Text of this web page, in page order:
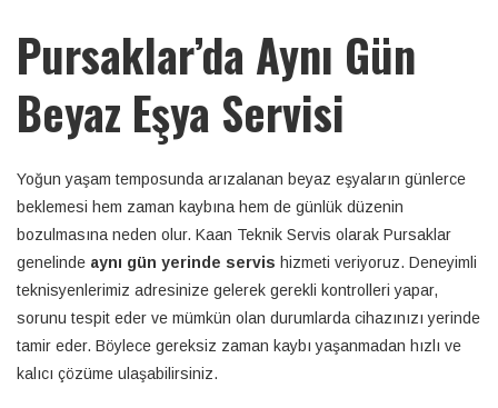
Pursaklar’da Aynı Gün
Beyaz Eşya Servisi
Yoğun yaşam temposunda arızalanan beyaz eşyaların günlerce
beklemesi hem zaman kaybına hem de günlük düzenin
bozulmasına neden olur. Kaan Teknik Servis olarak Pursaklar
genelinde aynı gün yerinde servis hizmeti veriyoruz. Deneyimli
teknisyenlerimiz adresinize gelerek gerekli kontrolleri yapar,
sorunu tespit eder ve mümkün olan durumlarda cihazınızı yerinde
tamir eder. Böylece gereksiz zaman kaybı yaşanmadan hızlı ve
kalıcı çözüme ulaşabilirsiniz.